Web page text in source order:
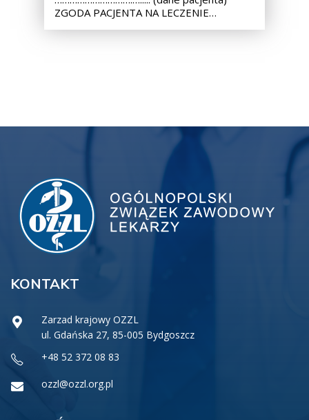
ZGODA PACJENTA NA LECZENIE…
KONTAKT
Zarzad krajowy OZZL
ul. Gdańska 27, 85-005 Bydgoszcz
+48 52 372 08 83
ozzl@ozzl.org.pl